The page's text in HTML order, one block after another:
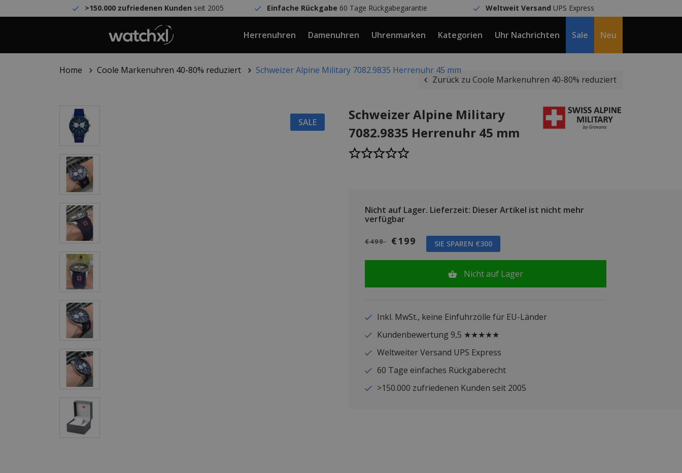
>150.000 zufriedenen Kunden seit 2005 Einfache Rückgabe 60 Tage Rückgabegarantie Weltweit Versand UPS Express
Herrenuhren Damenuhren Uhrenmarken Kategorien Uhr Nachrichten Sale Neu
Home Coole Markenuhren 40-80% reduziert
Schweizer Alpine Military 7082.9835 Herrenuhr 45 mm
Zurück zu Coole Markenuhren 40-80% reduziert
SALE
Schweizer Alpine Military
7082.9835 Herrenuhr 45 mm
Nicht auf Lager. Lieferzeit: Dieser Artikel ist nicht mehr
verfügbar
€499 €199 SIE SPAREN €300
Nicht auf Lager
Inkl. MwSt., keine Einfuhrzölle für EU-Länder
Kundenbewertung 9,5 ★★★★★
Weltweiter Versand UPS Express
60 Tage einfaches Rückgaberecht
>150.000 zufriedenen Kunden seit 2005